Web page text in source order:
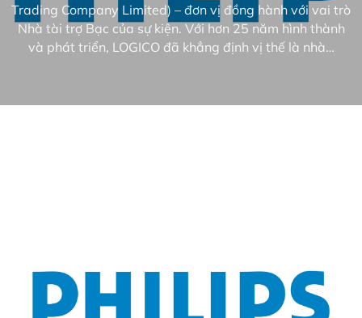
Trading Company Limited) – đơn vị đồng hành với vai trò
Nhà tài trợ Bạc của sự kiện. Với hơn 25 năm hình thành
và phát triển, LOGICO đã khẳng định vị thế là nhà…